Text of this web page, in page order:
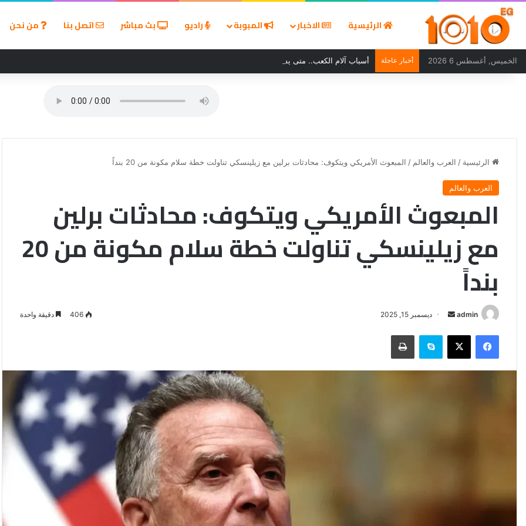
الرئيسية الاخبار المبوبة راديو بث مباشر اتصل بنا من نحن
الخميس, أغسطس 6 2026 أخبار عاجلة أسباب آلام الكعب.. متى يستدعي الألم زيارة الطبيب؟
الرئيسية / العرب والعالم / المبعوث الأمريكي ويتكوف: محادثات برلين مع زيلينسكي تناولت خطة سلام مكونة من 20 بنداً
العرب والعالم
المبعوث الأمريكي ويتكوف: محادثات برلين
مع زيلينسكي تناولت خطة سلام مكونة من 20
بنداً
admin
أرسل
إلكترونيا
ديسمبر 15, 2025 406 دقيقة واحدة
فيسبوك ‫X سكايب طباعة